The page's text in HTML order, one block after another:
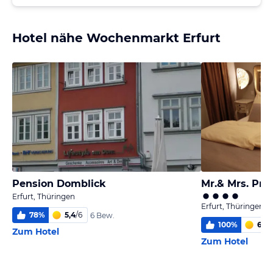
Hotel nähe Wochenmarkt Erfurt
Pension Domblick
Erfurt, Thüringen
78% 5,4/6 6 Bew.
Zum Hotel
Mr.& Mrs.
Erfurt, Thüringen
100% 6,0
Zum Hotel